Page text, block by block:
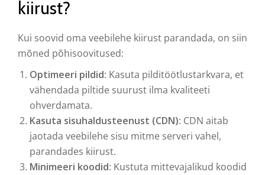
kiirust?
Kui soovid oma veebilehe kiirust parandada, on siin
mõned põhisoovitused:
Optimeeri pildid: Kasuta pilditöötlustarkvara, et
vähendada piltide suurust ilma kvaliteeti
ohverdamata.
Kasuta sisuhaldusteenust (CDN): CDN aitab
jaotada veebilehe sisu mitme serveri vahel,
parandades kiirust.
Minimeeri koodid: Kustuta mittevajalikud koodid